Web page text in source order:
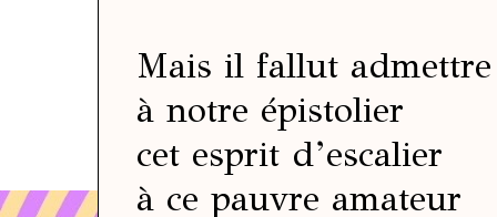
Mais il fallut admettre
à notre épistolier
cet esprit d’escalier
à ce pauvre amateur